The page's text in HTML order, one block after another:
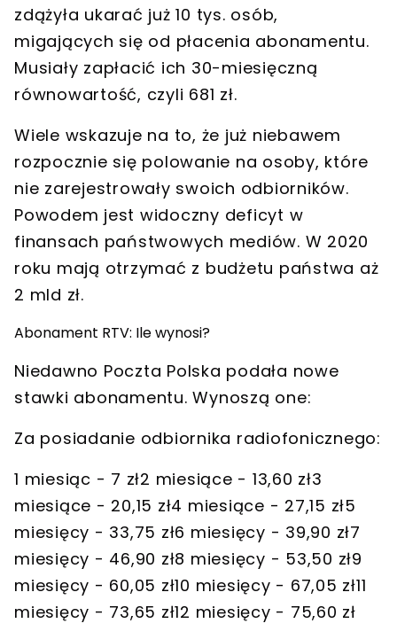
zdążyła ukarać już 10 tys. osób,
migających się od płacenia abonamentu.
Musiały zapłacić ich 30-miesięczną
równowartość, czyli 681 zł.
Wiele wskazuje na to, że już niebawem
rozpocznie się polowanie na osoby, które
nie zarejestrowały swoich odbiorników.
Powodem jest widoczny deficyt w
finansach państwowych mediów. W 2020
roku mają otrzymać z budżetu państwa aż
2 mld zł.
Abonament RTV: Ile wynosi?
Niedawno Poczta Polska podała nowe
stawki abonamentu. Wynoszą one:
Za posiadanie odbiornika radiofonicznego:
1 miesiąc - 7 zł2 miesiące - 13,60 zł3
miesiące - 20,15 zł4 miesiące - 27,15 zł5
miesięcy - 33,75 zł6 miesięcy - 39,90 zł7
miesięcy - 46,90 zł8 miesięcy - 53,50 zł9
miesięcy - 60,05 zł10 miesięcy - 67,05 zł11
miesięcy - 73,65 zł12 miesięcy - 75,60 zł